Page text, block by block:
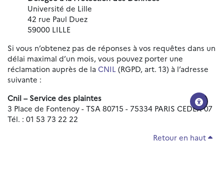
Université de Lille
42 rue Paul Duez
59000 LILLE
Si vous n’obtenez pas de réponses à vos requêtes dans un
délai maximal d’un mois, vous pouvez porter une
réclamation auprès de la CNIL (RGPD, art. 13) à l’adresse
suivante :
Cnil – Service des plaintes
3 Place de Fontenoy - TSA 80715 - 75334 PARIS CEDEX 07
Tél. : 01 53 73 22 22
Retour en haut